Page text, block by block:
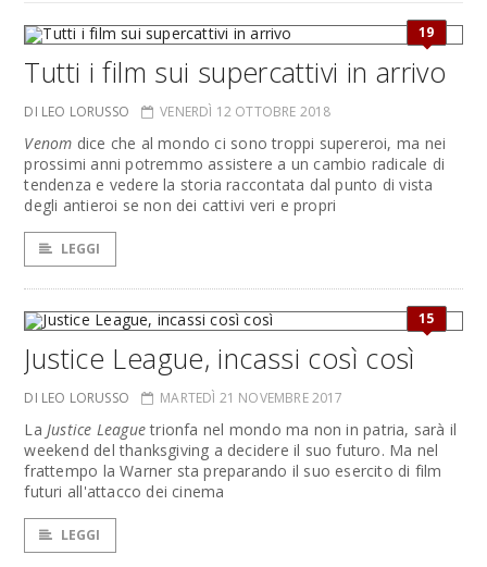
19
Tutti i film sui supercattivi in arrivo
DI LEO LORUSSO VENERDÌ 12 OTTOBRE 2018
Venom dice che al mondo ci sono troppi supereroi, ma nei
prossimi anni potremmo assistere a un cambio radicale di
tendenza e vedere la storia raccontata dal punto di vista
degli antieroi se non dei cattivi veri e propri
LEGGI
15
Justice League, incassi così così
DI LEO LORUSSO MARTEDÌ 21 NOVEMBRE 2017
LaJustice Leaguetrionfa nel mondo ma non in patria, sarà il
weekend del thanksgiving a decidere il suo futuro. Ma nel
frattempo la Warner sta preparando il suo esercito di film
futuri all'attacco dei cinema
LEGGI